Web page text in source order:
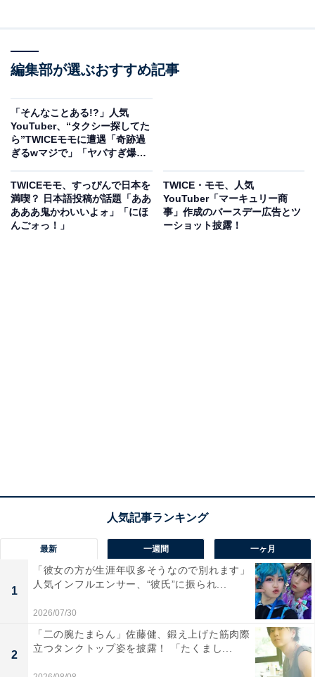
編集部が選ぶおすすめ記事
「そんなことある!?」人気
YouTuber、“タクシー探してた
ら”TWICEモモに遭遇「奇跡過
ぎるwマジで」「ヤバすぎ爆
TWICEモモ、すっぴんで日本を
満喫？ 日本語投稿が話題「ああ
あああ鬼かわいいよォ」「にほ
んごォっ！」
TWICE・モモ、人気
YouTuber「マーキュリー商
事」作成のバースデー広告とツ
ーショット披露！
最新 一週間 一ヶ月
1
「彼女の方が生涯年収多そうなので別れます」
人気インフルエンサー、“彼氏”に振られ...
2026/07/30
2
「二の腕たまらん」佐藤健、鍛え上げた筋肉際
立つタンクトップ姿を披露！ 「たくまし...